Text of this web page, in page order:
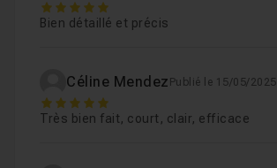
5
Bien détaillé et précis
Céline Mendez Publié le 15/05/2025
5
Très bien fait, court, clair, efficace